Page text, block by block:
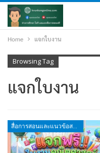
Home แจกใบงาน
Browsing Tag
แจกใบงาน